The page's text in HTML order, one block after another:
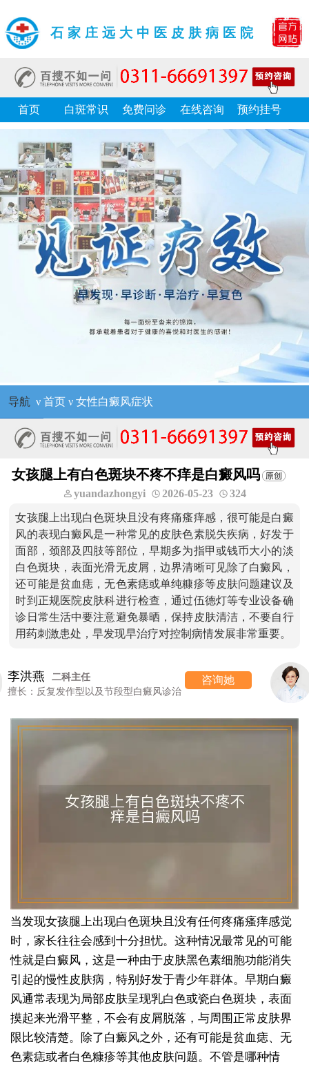
石家庄远大中医皮肤病医院
首页 白斑常识 免费问诊 在线咨询 预约挂号
导航 ν 首页ν 女性白癜风症状
女孩腿上有白色斑块不疼不痒是白癜风吗
yuandazhongyi 2026-05-23 324
女孩腿上出现白色斑块且没有疼痛瘙痒感，很可能是白癜
风的表现白癜风是一种常见的皮肤色素脱失疾病，好发于
面部，颈部及四肢等部位，早期多为指甲或钱币大小的淡
白色斑块，表面光滑无皮屑，边界清晰可见除了白癜风，
还可能是贫血痣，无色素痣或单纯糠疹等皮肤问题建议及
时到正规医院皮肤科进行检查，通过伍德灯等专业设备确
诊日常生活中要注意避免暴晒，保持皮肤清洁，不要自行
用药刺激患处，早发现早治疗对控制病情发展非常重要。
治
咨询她
七科主任
擅长：女性/颜面型白癜风的诊治
当发现女孩腿上出现白色斑块且没有任何疼痛瘙痒感觉
时，家长往往会感到十分担忧。这种情况最常见的可能
性就是白癜风，这是一种由于皮肤黑色素细胞功能消失
引起的慢性皮肤病，特别好发于青少年群体。早期白癜
风通常表现为局部皮肤呈现乳白色或瓷白色斑块，表面
摸起来光滑平整，不会有皮屑脱落，与周围正常皮肤界
限比较清楚。除了白癜风之外，还有可能是贫血痣、无
色素痣或者白色糠疹等其他皮肤问题。不管是哪种情